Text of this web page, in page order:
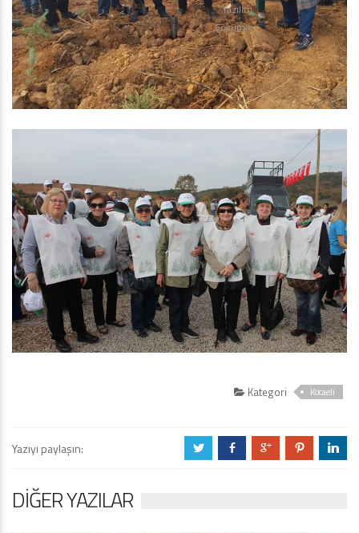
Kategori Kocaeli
Yazıyı paylaşın: a b c d j
DIĞER YAZILAR
Yazılım
Çözümleri